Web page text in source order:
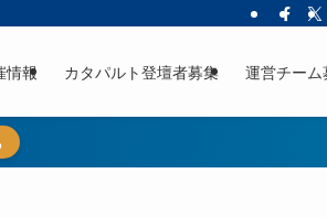
情報 カタパルト登壇者募集 運営チーム